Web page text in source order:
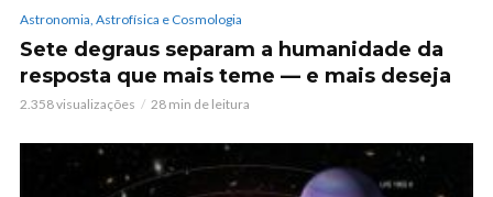
Astronomia, Astrofísica e Cosmologia
Sete degraus separam a humanidade da
resposta que mais teme — e mais deseja
2.358 visualizações 28 min de leitura